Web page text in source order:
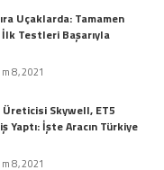
Uçaklarda: Tamamen
İlk Testleri Başarıyla
8, 2021
Skywell, ET5
Yaptı: İşte Aracın Türkiye
8, 2021